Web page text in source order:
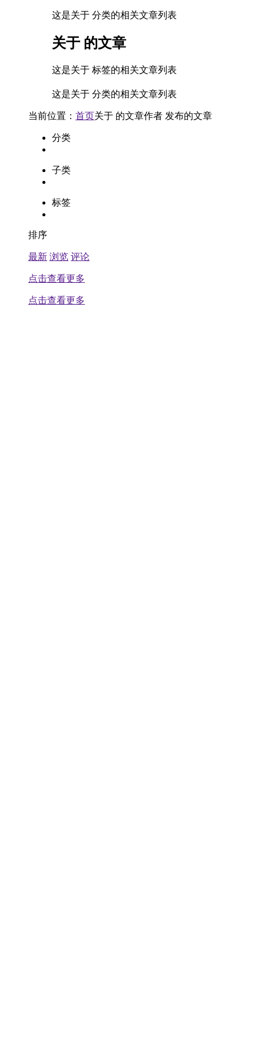
这是关于 分类的相关文章列表
关于 的文章
这是关于 标签的相关文章列表
这是关于 分类的相关文章列表
当前位置： 首页关于 的文章作者 发布的文章
分类
子类
标签
排序
最新 浏览 评论
点击查看更多
点击查看更多